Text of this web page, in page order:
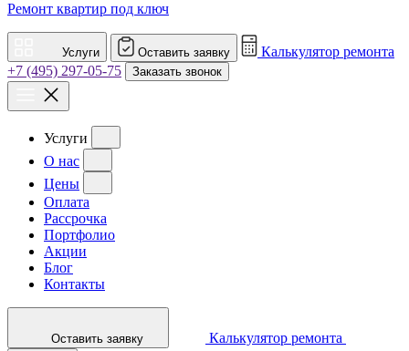
Ремонт квартир под ключ
Услуги Оставить заявку
Калькулятор ремонта
+7 (495) 297-05-75
Заказать звонок
Услуги
О нас
Цены
Оплата
Рассрочка
Портфолио
Акции
Блог
Контакты
Оставить заявку Калькулятор ремонта